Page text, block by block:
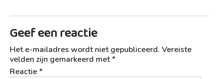
Geef een reactie
Het e-mailadres wordt niet gepubliceerd. Vereiste
velden zijn gemarkeerd met*
Reactie*